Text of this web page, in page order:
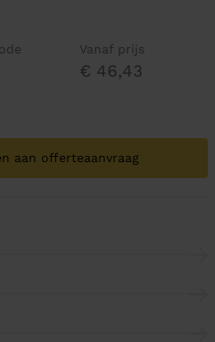
Vanaf prijs
€ 46,43
aan offerteaanvraag